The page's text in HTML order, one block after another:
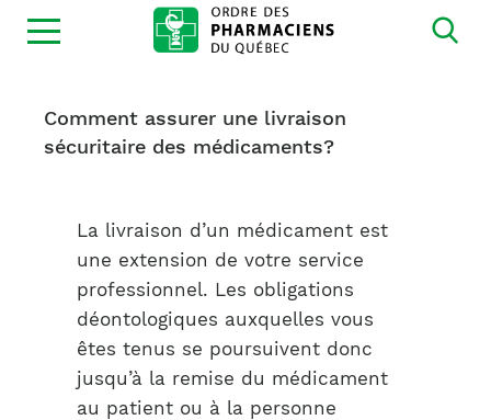
Ouvrir
la
Comment assurer une livraison
sécuritaire des médicaments?
La livraison d’un médicament est
une extension de votre service
professionnel. Les obligations
déontologiques auxquelles vous
êtes tenus se poursuivent donc
jusqu’à la remise du médicament
au patient ou à la personne